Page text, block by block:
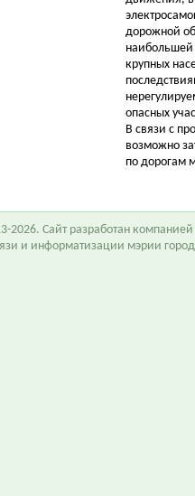
дорожной
наибольшей
крупных
опасных
В связи с
возможно
по дорогам
2026. Сайт разработан компанией
и информатизации мэрии